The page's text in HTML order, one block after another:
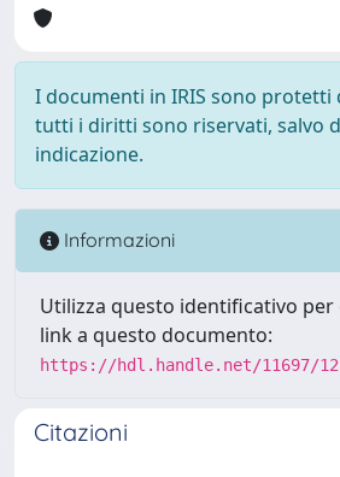
I documenti in IRIS sono protetti
tutti i diritti sono riservati, salvo
indicazione.
Informazioni
Utilizza questo identificativo
link a questo documento:
https://hdl.handle.net/11697/
Citazioni